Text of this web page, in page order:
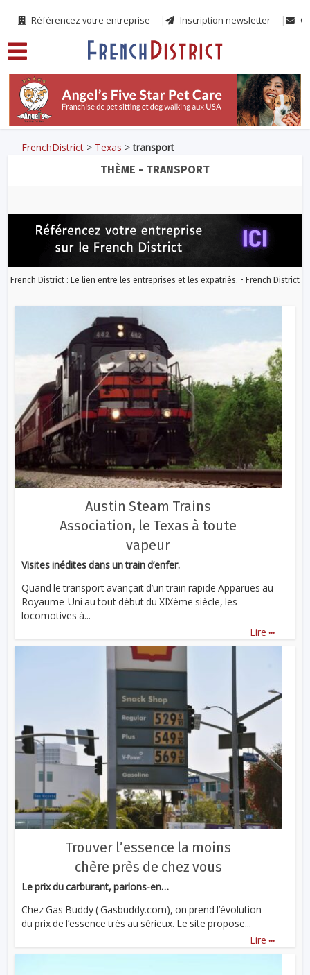
Référencez votre entreprise Inscription newsletter
FrenchDistrict > Texas >transport
THÈME - TRANSPORT
French District : Le lien entre les entreprises et les expatriés. - French District
Austin Steam Trains
Association, le Texas à toute
vapeur
Visites inédites dans un train d’enfer.
Quand le transport avançait d’un train rapide Apparues au
Royaume-Uni au tout début du XIXème siècle, les
locomotives à...
Lire ...
Trouver l’essence la moins
chère près de chez vous
Le prix du carburant, parlons-en…
Chez Gas Buddy ( Gasbuddy.com), on prend l’évolution
du prix de l’essence très au sérieux. Le site propose...
Lire ...